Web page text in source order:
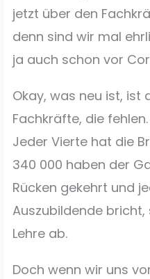
jetzt über den
denn sind wir mal
ja auch schon vor
Okay, was neu ist, ist
Fachkräfte, die fehlen.
Jeder Vierte hat die
340 000 haben der
Rücken gekehrt und
Auszubildende
Lehre ab.
Doch wenn wir uns